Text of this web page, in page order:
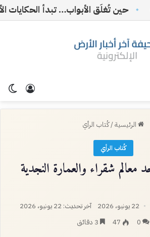
الأبواب… تبدأ الحكايات الأجمل
تسجيل
الرئيسية/كُتاب الرأي
كُتاب الرأي
معالم شقراء والعمارة النجدية
بريدا
22 يونيو، 2026
آخر تحديث: 22 يونيو، 2026
0
47